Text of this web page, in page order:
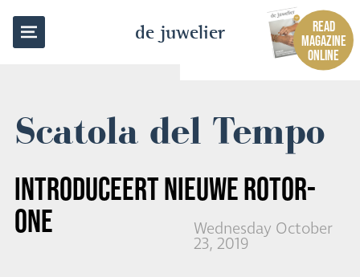
de juwelier
READ
MAGAZINE
ONLINE
Scatola del Tempo
INTRODUCEERT NIEUWE ROTOR-
ONE
Wednesday October
23, 2019
BACK TO OVERVIEW